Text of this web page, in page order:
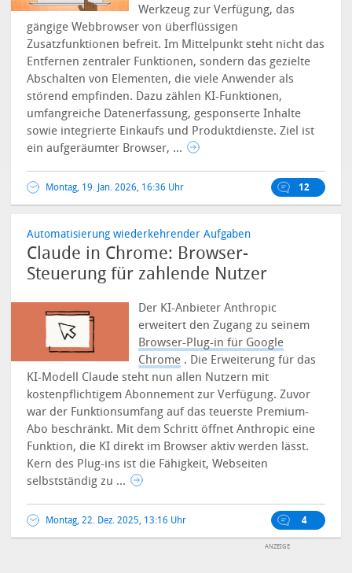
Werkzeug zur Verfügung, das
gängige Webbrowser von überflüssigen
Zusatzfunktionen befreit.Im Mittelpunkt steht nicht das
Entfernen zentraler Funktionen, sondern das gezielte
Abschalten von Elementen, die viele Anwender als
störend empfinden. Dazu zählen KI-Funktionen,
umfangreiche Datenerfassung, gesponserte Inhalte
sowie integrierte Einkaufs und Produktdienste. Ziel ist
ein aufgeräumter Browser, ...
Montag, 19. Jan. 2026, 16:36 Uhr 12
Automatisierung wiederkehrender Aufgaben
Claude in Chrome: Browser-
Steuerung für zahlende Nutzer
Der KI-Anbieter Anthropic
erweitert den Zugang zu seinem
Browser-Plug-in für Google
Chrome . Die Erweiterung für das
KI-Modell Claude steht nun allen Nutzern mit
kostenpflichtigem Abonnement zur Verfügung. Zuvor
war der Funktionsumfang auf das teuerste Premium-
Abo beschränkt. Mit dem Schritt öffnet Anthropic eine
Funktion, die KI direkt im Browser aktiv werden lässt.
Kern des Plug-ins ist die Fähigkeit, Webseiten
selbstständig zu ...
Montag, 22. Dez. 2025, 13:16 Uhr 4